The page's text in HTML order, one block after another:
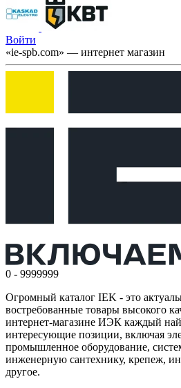
Войти
«ie-spb.com» — интернет магазин
0 - 9999999
Огромный каталог IEK - это
востребованные товары высокого
интернет-магазине ИЭК каждый
интересующие позиции, включая
промышленное оборудование,
инженерную сантехнику, крепеж,
другое.